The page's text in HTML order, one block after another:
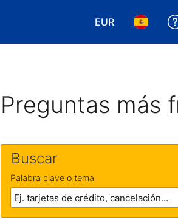
EUR
Elegir tu Elegir
Preguntas más
Buscar
Palabra clave o tema